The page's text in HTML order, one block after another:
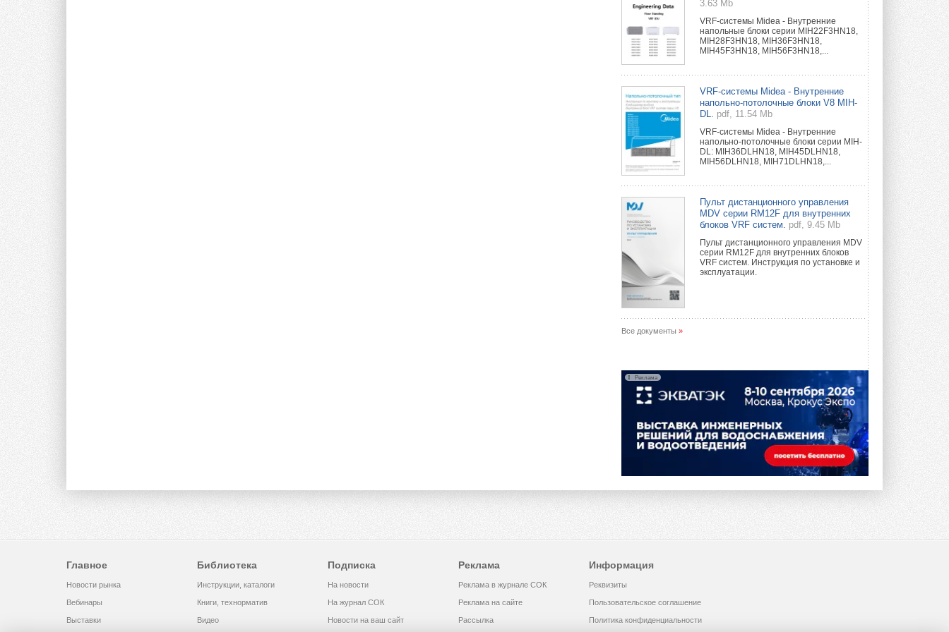
3.63 Mb
VRF-системы Midea - Внутренние
напольные блоки серии MIH22F3HN18,
MIH28F3HN18, MIH36F3HN18,
MIH45F3HN18, MIH56F3HN18,...
VRF-системы Midea - Внутренние
напольно-потолочные блоки V8 MIH-
DL.
pdf, 11.54 Mb
VRF-системы Midea - Внутренние
напольно-потолочные блоки серии MIH-
DL: MIH36DLHN18, MIH45DLHN18,
MIH56DLHN18, MIH71DLHN18,...
Пульт дистанционного управления
MDV серии RM12F для внутренних
блоков VRF систем.
pdf, 9.45 Mb
Пульт дистанционного управления MDV
серии RM12F для внутренних блоков
VRF систем. Инструкция по установке и
эксплуатации.
Все документы »
Реклама
Главное
Новости рынка
Вебинары
Выставки
Библиотека
Инструкции, каталоги
Книги, технорматив
Видео
Подписка
На новости
На журнал СОК
Новости на ваш сайт
Реклама
Реклама в журнале СОК
Реклама на сайте
Рассылка
Информация
Реквизиты
Пользовательское соглашение
Политика конфиденциальности